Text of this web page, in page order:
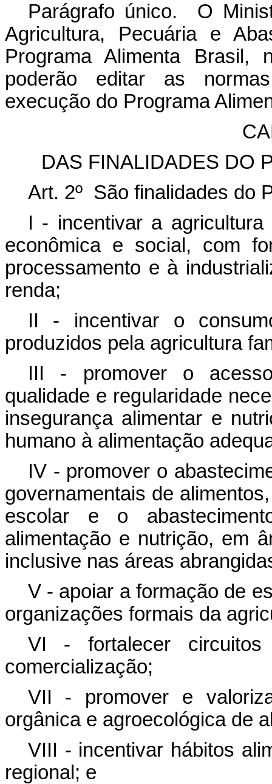
Parágrafo único. O
Agricultura, Pecuária e
Programa Alimenta Brasil,
poderão editar as
execução do Programa
DAS FINALIDADES DO
Art. 2º São finalidades do
I - incentivar a
econômica e social, com
processamento e à
renda;
II - incentivar o
produzidos pela agricultura
III - promover o
qualidade e regularidade
insegurança alimentar e
humano à alimentação
IV - promover o
governamentais de
escolar e o
alimentação e nutrição, em
inclusive nas áreas
V - apoiar a formação de
organizações formais da
VI - fortalecer
comercialização;
VII - promover e
orgânica e agroecológica de
VIII - incentivar hábitos
regional; e